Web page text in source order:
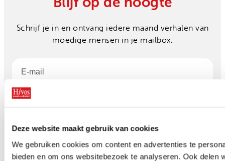
Deze website maakt gebruik van cookies
We gebruiken cookies om content en advertenties te
bieden en om ons websitebezoek te analyseren. Ook delen
Schrijf je in en ontvang iedere maand verhalen van
moedige mensen in je mailbox.
Email
Volg ons op Facebook
X LinkedIn
Instagram
YouTube